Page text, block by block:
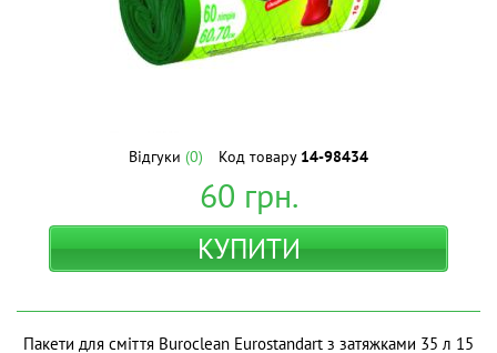
Відгуки (0) Код товару 14-98434
60 грн.
КУПИТИ
Пакети для сміття Buroclean Eurostandart з затяжками 35 л 15